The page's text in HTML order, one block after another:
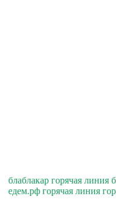
блаблакар горячая линия
едем.рф горячая линия